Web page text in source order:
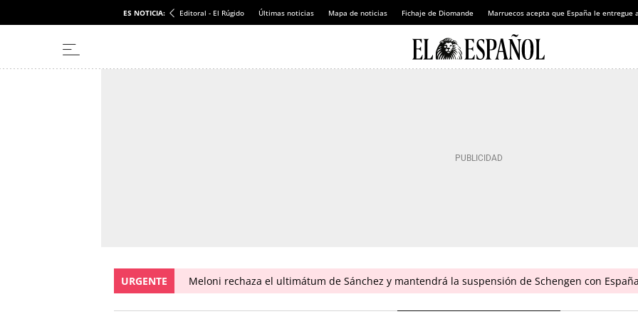
ES NOTICIA: Editoral - El Rúgido Últimas noticias Mapa de noticias Fichaje de Diomande Marruecos acepta que España le entregue
URGENTE Meloni rechaza el ultimátum de Sánchez y mantendrá la suspensión de Schengen con